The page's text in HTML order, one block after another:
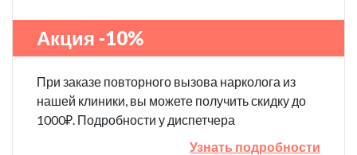
Акция -10%
При заказе повторного вызова нарколога из
нашей клиники, вы можете получить скидку до
1000₽. Подробности у диспетчера
Узнать подробности